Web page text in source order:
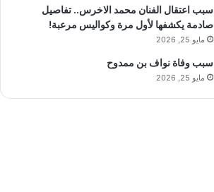
سبب اعتقال الفنان محمد الاخرس.. تفاصيل
صادمة يكشفها لأول مرة وكواليس مرعبة!
مايو 25, 2026
سبب وفاة نواف بن ممدوح
مايو 25, 2026